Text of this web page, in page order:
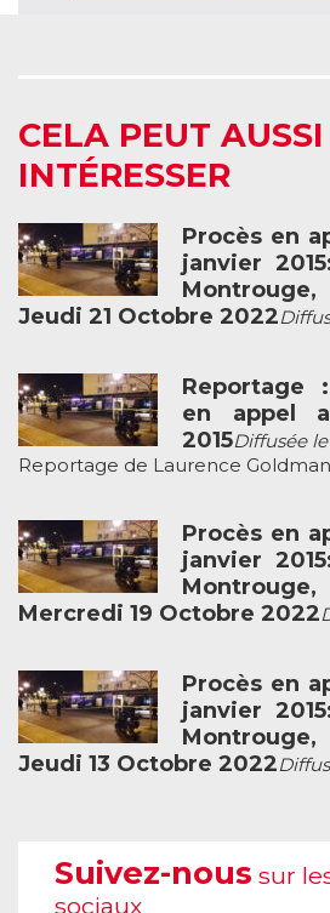
CELA PEUT
INTÉRESSER
Procès en
janvier
Jeudi 21 Octobre 2022
Reportage
en appel
2015Diffusée le
Reportage de Laurence
Procès en
janvier
Mercredi 19 Octobre 2022
Procès en
janvier
Jeudi 13 Octobre 2022
Suivez-nous sur
sociaux